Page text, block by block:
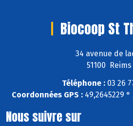
Biocoop St
34 avenue de
51100 Reims
Téléphone :03 26
Coordonnées GPS : 49,2645229 °
Nous suivre sur